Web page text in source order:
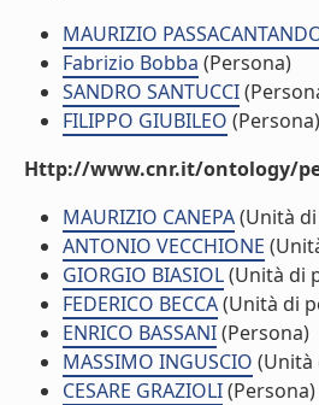
MAURIZIO
Fabrizio Bobba (Persona)
SANDRO SANTUCCI
FILIPPO GIUBILEO (Persona)
Http://www.cnr.it/ontology/
MAURIZIO CANEPA(Unità
ANTONIO VECCHIONE
GIORGIO BIASIOL(Unità di
FEDERICO BECCA(Unità di
ENRICO BASSANI(Persona)
MASSIMO INGUSCIO (Unità
CESARE GRAZIOLI(Persona)